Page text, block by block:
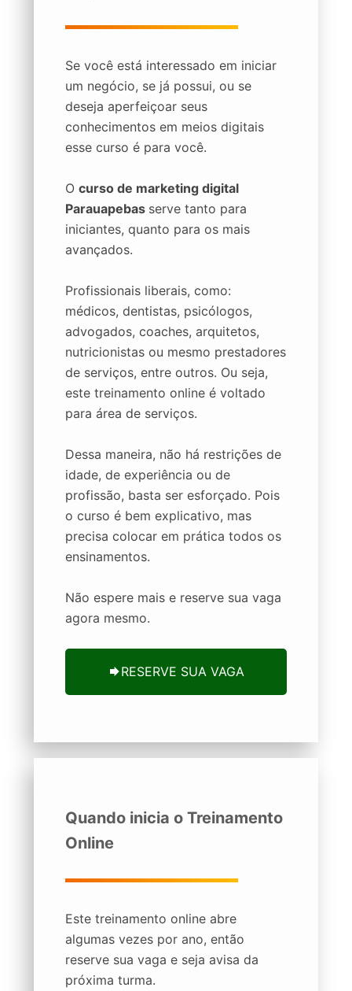
Se você está interessado em iniciar
um negócio, se já possui, ou se
deseja aperfeiçoar seus
conhecimentos em meios digitais
esse curso é para você.
O curso de marketing digital
Parauapebas serve tanto para
iniciantes, quanto para os mais
avançados.
Profissionais liberais, como:
médicos, dentistas, psicólogos,
advogados, coaches, arquitetos,
nutricionistas ou mesmo prestadores
de serviços, entre outros. Ou seja,
este treinamento online é voltado
para área de serviços.
Dessa maneira, não há restrições de
idade, de experiência ou de
profissão, basta ser esforçado. Pois
o curso é bem explicativo, mas
precisa colocar em prática todos os
ensinamentos.
Não espere mais e reserve sua vaga
agora mesmo.
RESERVE SUA VAGA
Quando inicia o Treinamento
Online
Este treinamento online abre
algumas vezes por ano, então
reserve sua vaga e seja avisa da
próxima turma.